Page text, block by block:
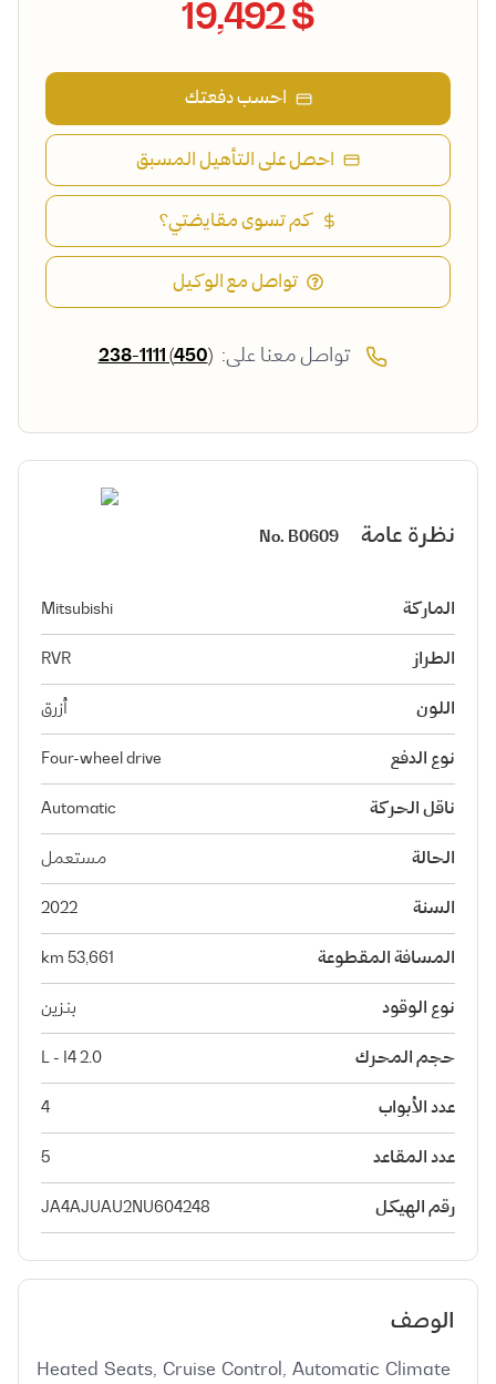
$ 19,492
احسب دفعتك
احصل على التأهيل المسبق
كم تسوى مقايضتي؟
تواصل مع الوكيل
تواصل معنا على: (450) 238-1111
نظرة عامة No. B0609
الماركة Mitsubishi
الطراز RVR
اللون أزرق
نوع الدفع Four-wheel drive
ناقل الحركة Automatic
الحالة مستعمل
السنة 2022
المسافة المقطوعة 53,661 km
نوع الوقود بنزين
حجم المحرك 2.0 L - I4
عدد الأبواب 4
عدد المقاعد 5
رقم الهيكل JA4AJUAU2NU604248
الوصف
Heated Seats, Cruise Control, Automatic Climate